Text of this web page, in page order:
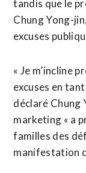
tandis que le
Chung Yong-
excuses
« Je m’incline
excuses en
déclaré Chung
marketing « a
familles des
manifestation